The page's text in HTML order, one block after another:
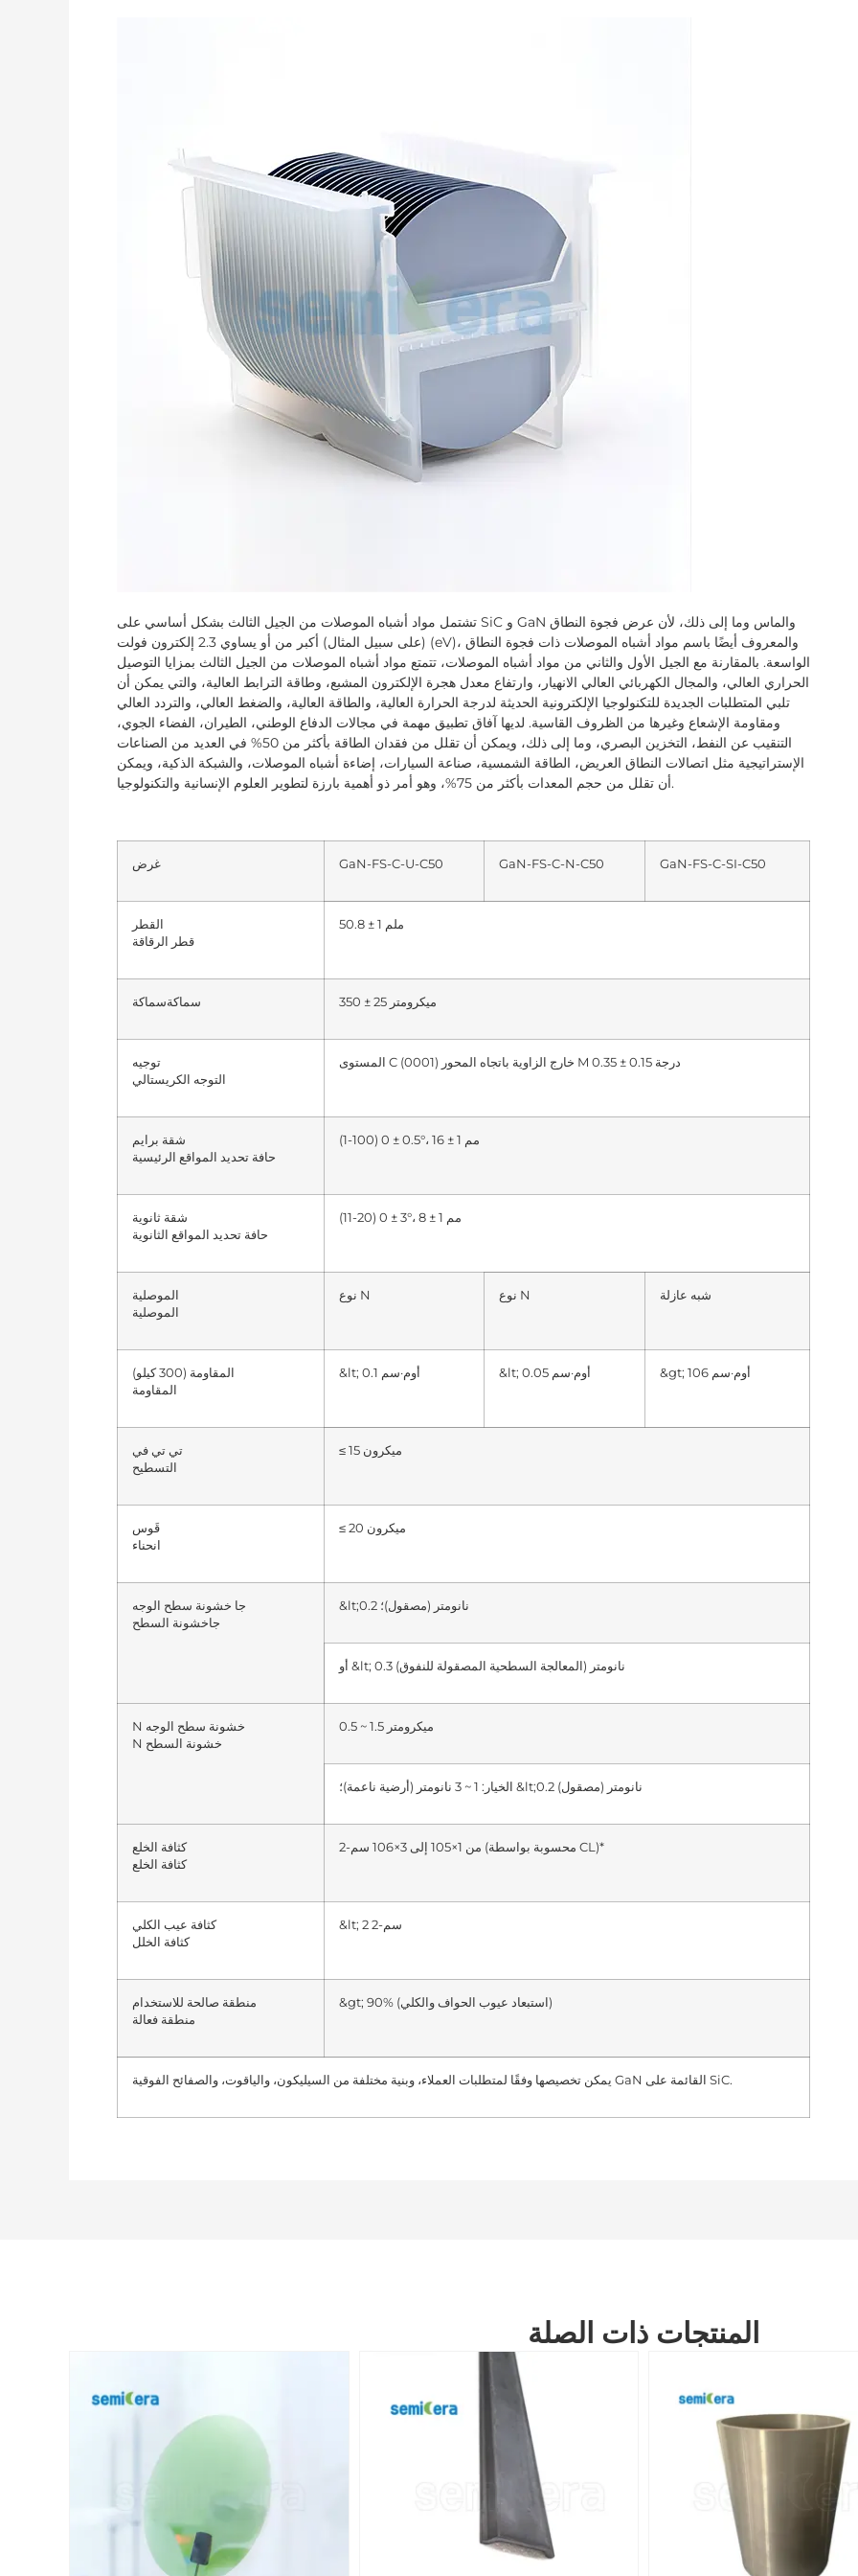
تشتمل مواد أشباه الموصلات من الجيل الثالث بشكل أساسي على SiC و GaN والماس وما إلى ذلك، لأن عرض فجوة النطاق
(على سبيل المثال) أكبر من أو يساوي 2.3 إلكترون فولت (eV)، والمعروف أيضًا باسم مواد أشباه الموصلات ذات فجوة النطاق
الواسعة. بالمقارنة مع الجيل الأول والثاني من مواد أشباه الموصلات، تتمتع مواد أشباه الموصلات من الجيل الثالث بمزايا التوصيل
الحراري العالي، والمجال الكهربائي العالي الانهيار، وارتفاع معدل هجرة الإلكترون المشبع، وطاقة الترابط العالية، والتي يمكن أن
تلبي المتطلبات الجديدة للتكنولوجيا الإلكترونية الحديثة لدرجة الحرارة العالية، والطاقة العالية، والضغط العالي، والتردد العالي
ومقاومة الإشعاع وغيرها من الظروف القاسية. لديها آفاق تطبيق مهمة في مجالات الدفاع الوطني، الطيران، الفضاء الجوي،
التنقيب عن النفط، التخزين البصري، وما إلى ذلك، ويمكن أن تقلل من فقدان الطاقة بأكثر من 50% في العديد من الصناعات
الإستراتيجية مثل اتصالات النطاق العريض، الطاقة الشمسية، صناعة السيارات، إضاءة أشباه الموصلات، والشبكة الذكية، ويمكن
أن تقلل من حجم المعدات بأكثر من 75%، وهو أمر ذو أهمية بارزة لتطوير العلوم الإنسانية والتكنولوجيا.
غرض GaN-FS-C-U-C50 GaN-FS-C-N-C50 GaN-FS-C-SI-C50
القطر
قطر الرقاقة
سماكة
توجيه
التوجه الكريستالي
شقة برايم
حافة تحديد المواقع الرئيسية
شقة ثانوية
حافة تحديد المواقع الثانوية
الموصلية
الموصلية
نوع N نوع N شبه عازلة
المقاومة
&lt; 0.1 أوم·سم &lt; 0.05 أوم·سم &gt; 106 أوم·سم
تي تي في
التسطيح
قَوس
انحناء
جا خشونة سطح الوجه
جا
N خشونة السطح
كثافة الخلع
كثافة الخلع
من 1×105 إلى 3×106 سم-2 (محسوبة بواسطة CL)*
كثافة عيب الكلي
كثافة الخلل
منطقة صالحة للاستخدام
منطقة فعالة
&gt; 90% (استبعاد عيوب الحواف والكلي)
يمكن تخصيصها وفقًا لمتطلبات العملاء، وبنية مختلفة من السيليكون، والياقوت، والصفائح الفوقية GaN القائمة على SiC.
المنتجات ذات الصلة